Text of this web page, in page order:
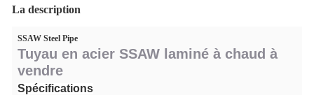
La description
SSAW Steel Pipe
Tuyau en acier SSAW laminé à chaud à
vendre
Spécifications